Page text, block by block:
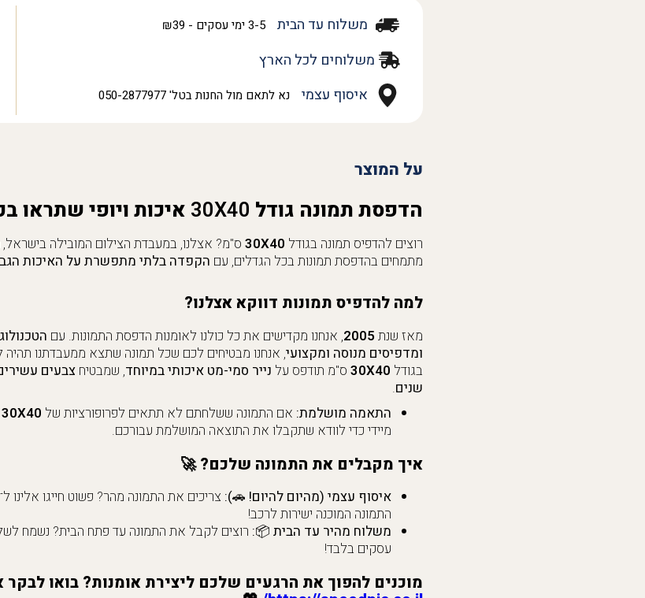
משלוח עד הבית 3-5 ימי עסקים - ₪39
משלוחים לכל הארץ
איסוף עצמי
נא לתאם מול החנות בטל' 050-2877977
על המוצר
הדפסת תמונה גודל 30X40 איכות ויופי שתראו
רוצים להדפיס תמונה בגודל 30X40
ס"מ? אצלנו, במעבדת הצילום המובילה
מתמחים בהדפסת תמונות בכל הגדלים, עם הקפדה בלתי מתפשרת על האיכות
למה להדפיס תמונות דווקא אצלנו?
מאז שנת 2005, אנחנו מקדישים את כל כולנו לאומנות הדפסת התמונות. עם
ומדפיסים מנוסה ומקצועי, אנחנו מבטיחים לכם שכל תמונה שתצא ממעבדתנו
בגודל
30X40 ס"מ תודפס על נייר סמי-מט איכותי במיוחד, שמבטיח צבעים
שנים.
התאמה מושלמת: אם התמונה ששלחתם לא תתאים לפרופורציות של 30X40
מיידי כדי לוודא שתקבלו את התוצאה המושלמת עבורכם.
איך מקבלים את התמונה שלכם? 🚀
איסוף עצמי (מהיום להיום! 🚗): צריכים את התמונה מהר? פשוט חייגו אלינו ל־
התמונה המוכנה ישירות לרכב!
משלוח מהיר עד הבית 📦:
עסקים בלבד!
מוכנים להפוך את הרגעים שלכם ליצירת אומנות? בואו לבקר